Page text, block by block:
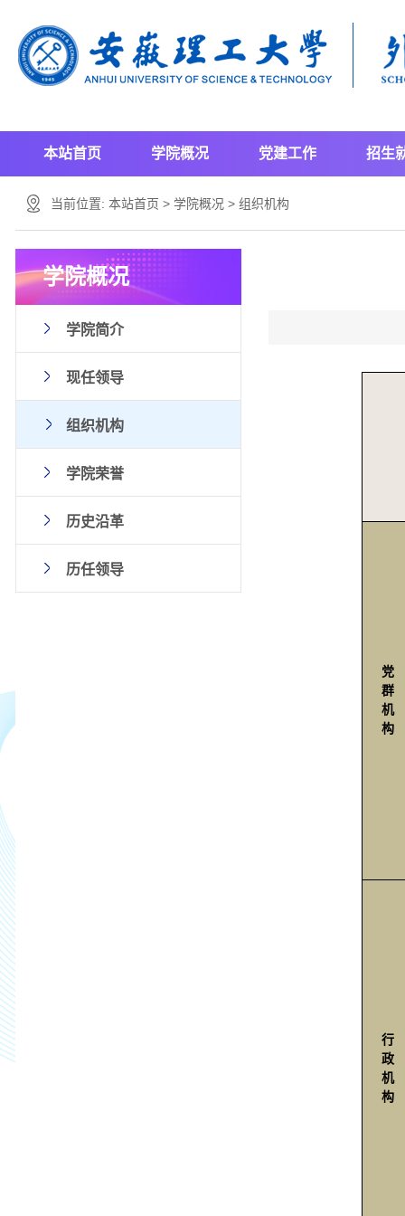
本站首页 学院概况 党建工作 招生
当前位置: 本站首页 > 学院概况 > 组织机构
学院概况
学院简介
现任领导
组织机构
学院荣誉
历史沿革
历任领导
党
群
机
构
行
政
机
构